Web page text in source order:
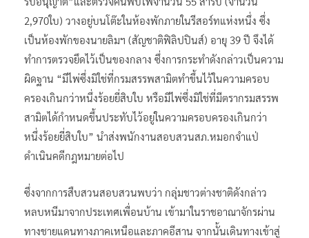
2,970ใบ) วางอยู่บนโต๊ะในห้องพักภายในรีสอร์ทแห่งหนึ่ง ซึ่ง
เป็นห้องพักของนายลิมฯ (สัญชาติฟิลิปปินส์) อายุ 39 ปี จึงได้
ทำการตรวจยึดไว้เป็นของกลาง ซึ่งการกระทำดังกล่าวเป็นความ
ผิดฐาน “มีไพ่ซึ่งมิใช่ที่กรมสรรพสามิตทำขึ้นไว้ในความครอบ
ครองเกินกว่าหนึ่งร้อยยี่สิบใบ หรือมีไพ่ซึ่งมิใช่ที่มีตรากรมสรรพ
สามิตได้กำหนดขึ้นประทับไว้อยู่ในความครอบครองเกินกว่า
หนึ่งร้อยยี่สิบใบ” นำส่งพนักงานสอบสวนสภ.หมอกจำแป่
ดำเนินคดีกฎหมายต่อไป
ซึ่งจากการสืบสวนสอบสวนพบว่า กลุ่มชาวต่างชาติดังกล่าว
หลบหนีมาจากประเทศเพื่อนบ้าน เข้ามาในราชอาณาจักรผ่าน
ทางชายแดนทางภาคเหนือและภาคอีสาน จากนั้นเดินทางเข้าสู่